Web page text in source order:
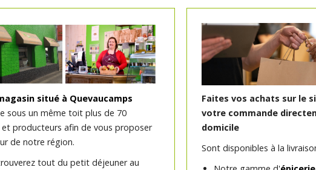
TRAITEUR BOULANGERIE / PÂTISSERIE SANS GLUTEN, SANS
DU CORPS BEAUTÉ HUILES ESSENTIELLES MAISON
situé à Quevaucamps
sous un même toit plus de 70
et producteurs afin de vous proposer
de notre région.
tout du petit déjeuner au
Faites vos achats sur le
votre commande
domicile
Sont disponibles à la
08 (10:00)
Twibio myrtille bio 150g